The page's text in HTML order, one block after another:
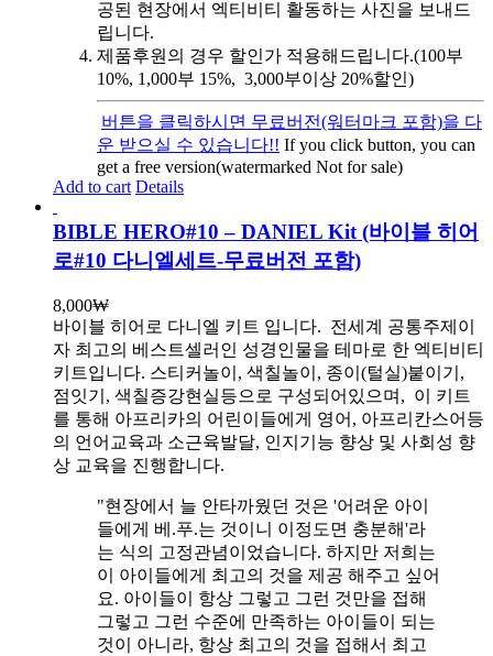
공된 현장에서 엑티비티 활동하는 사진을 보내드
립니다.
제품후원의 경우 할인가 적용해드립니다.(100부
10%, 1,000부 15%, 3,000부이상 20%할인)
버튼을 클릭하시면 무료버전(워터마크 포함)을 다
운 받으실 수 있습니다!! If you click button, you can
get a free version(watermarked Not for sale)
Add to cart Details
BIBLE HERO#10 – DANIEL Kit (바이블 히어
로#10 다니엘세트-무료버전 포함)
8,000₩
바이블 히어로 다니엘 키트 입니다. 전세계 공통주제이
자 최고의 베스트셀러인 성경인물을 테마로 한 엑티비티
키트입니다. 스티커놀이, 색칠놀이, 종이(털실)붙이기,
점잇기, 색칠증강현실등으로 구성되어있으며, 이 키트
를 통해 아프리카의 어린이들에게 영어, 아프리칸스어등
의 언어교육과 소근육발달, 인지기능 향상 및 사회성 향
상 교육을 진행합니다.
"현장에서 늘 안타까웠던 것은 '어려운 아이
들에게 베.푸.는 것이니 이정도면 충분해'라
는 식의 고정관념이었습니다. 하지만 저희는
이 아이들에게 최고의 것을 제공 해주고 싶어
요. 아이들이 항상 그렇고 그런 것만을 접해
그렇고 그런 수준에 만족하는 아이들이 되는
것이 아니라, 항상 최고의 것을 접해서 최고